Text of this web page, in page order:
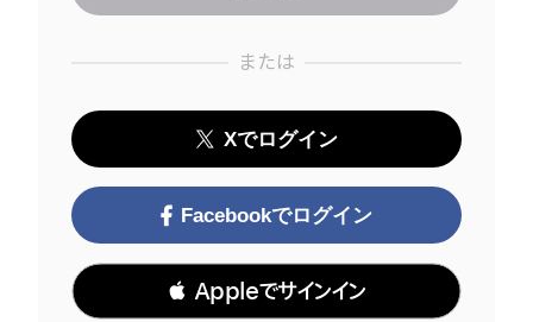
または
Xでログイン
Facebookでログイン
 Appleでサインイン